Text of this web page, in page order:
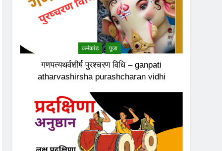
कर्मकांड पूजा
गणपत्यथर्वशीर्ष पुरश्चरण विधि – ganpati
atharvashirsha purashcharan vidhi